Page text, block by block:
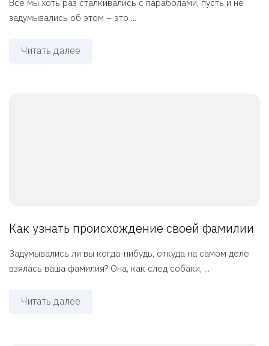
Все мы хоть раз сталкивались с параболами, пусть и не
задумывались об этом – это ...
Читать далее
Как узнать происхождение своей фамилии
Задумывались ли вы когда-нибудь, откуда на самом деле
взялась ваша фамилия? Она, как след собаки, ...
Читать далее